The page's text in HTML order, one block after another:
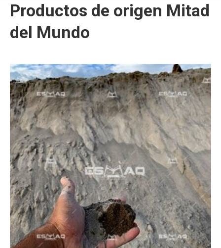
Productos de origen Mitad
del Mundo